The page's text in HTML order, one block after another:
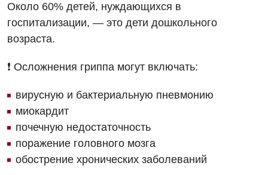
Энциклопедия
Программа лояльности
Отзывы
Рентгенография
УЗИ
Около 60% детей, нуждающихся в
госпитализации, — это дети дошкольного
возраста.
❗ Осложнения гриппа могут включать:
вирусную и бактериальную пневмонию
миокардит
почечную недостаточность
поражение головного мозга
обострение хронических заболеваний